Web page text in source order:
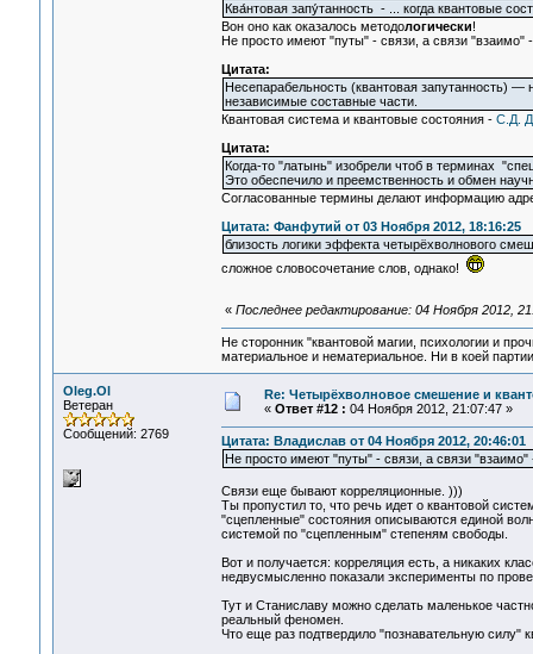
Ква́нтовая запу́танность - ... когда квантовые
Вон оно как оказалось методологически!
Не просто имеют "путы" - связи, а связи
Цитата:
Несепарабельность (квантовая запутанность)
независимые составные части.
Квантовая система и квантовые состояния -С.Д.
Цитата:
Когда-то "латынь" изобрели чтоб в терминах
Это обеспечило и преемственность и обмен
Согласованные термины делают информацию
Цитата: Фанфутий от 03 Ноября 2012, 18:16:25
близость логики эффекта четырёхволнового
сложное словосочетание слов, однако!
« Последнее редактирование: 04 Ноября 2012,
Не сторонник "квантовой магии, психологии и
материальное и нематериальное. Ни в коей
Oleg.Ol
Ветеран
Сообщений: 2769
Re: Четырёхволновое смешение и
« Ответ #12 : 04 Ноября 2012, 21:07:47 »
Цитата: Владислав от 04 Ноября 2012, 20:46:01
Не просто имеют "путы" - связи, а связи
Связи еще бывают корреляционные. )))
Ты пропустил то, что речь идет о квантовой
"сцепленные" состояния описываются единой
системой по "сцепленным" степеням свободы.
Вот и получается: корреляция есть, а никаких
недвусмысленно показали эксперименты по
Тут и Станиславу можно сделать маленькое
реальный феномен.
Что еще раз подтвердило "познавательную силу"